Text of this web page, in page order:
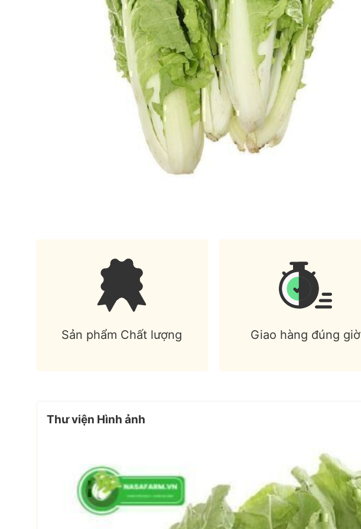
Sản phẩm Chất lượng Giao hàng đúng giờ
Thư viện Hình ảnh